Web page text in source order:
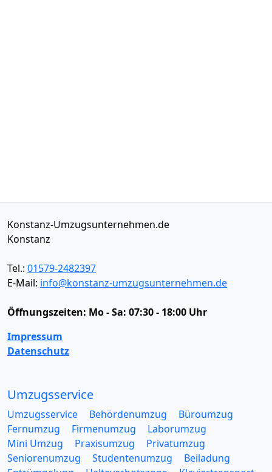
Konstanz-Umzugsunternehmen.de
Konstanz
Tel.: 01579-2482397
E-Mail: info@konstanz-umzugsunternehmen.de
Öffnungszeiten: Mo - Sa: 07:30 - 18:00 Uhr
Impressum
Datenschutz
Umzugsservice
Umzugsservice Behördenumzug
Büroumzug
Fernumzug
Firmenumzug
Laborumzug
Mini Umzug
Praxisumzug
Privatumzug
Seniorenumzug
Studentenumzug
Beiladung